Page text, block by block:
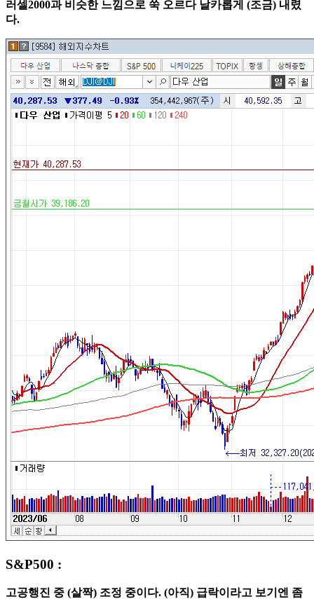
러셀2000과 비슷한 느낌으로 쑥 오르다 날카롭게 (조금) 내렸
다.
S&P500 :
고공행진 중 (살짝) 조정 중이다. (아직) 급락이라고 보기엔 좀